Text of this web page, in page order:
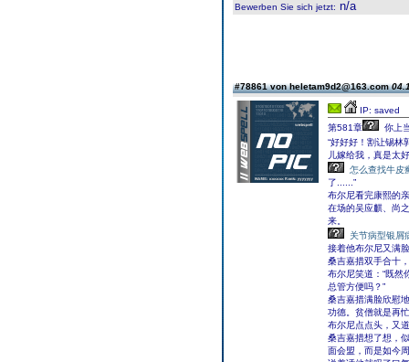
Bewerben Sie sich jetzt: n/a
#78861 von heletam9d2@163.com
IP: saved
第581章
你上
“好好好！割让锡林
儿嫁给我，真是太
怎么查找牛皮
了......”
布尔尼看完康熙的
在场的吴应麒、尚
来。
关节病型银屑
接着他布尔尼又满
桑吉嘉措双手合十
布尔尼笑道：“既然
总管方便吗？”
桑吉嘉措满脸欣慰
功德。贫僧就是再
布尔尼点点头，又
桑吉嘉措想了想，
面会盟，而是如今